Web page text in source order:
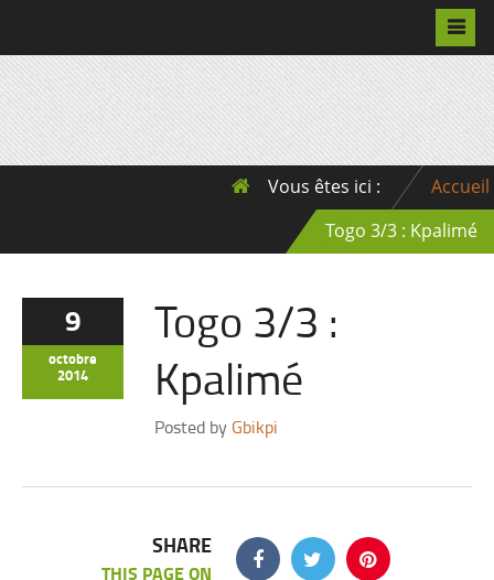
Vous êtes ici :
Accueil
Togo 3/3 : Kpalimé
9
octobre
2014
Togo 3/3 :
Kpalimé
Posted by Gbikpi
SHARE
THIS PAGE ON